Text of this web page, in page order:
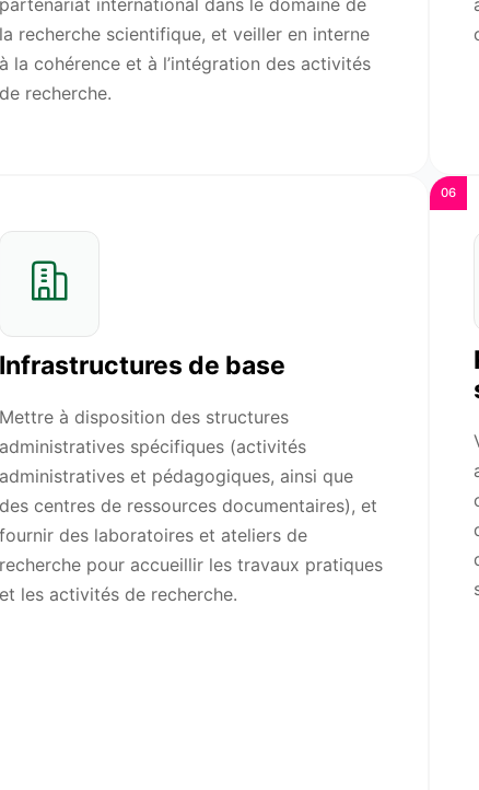
partenariat international dans le domaine de
la recherche scientifique, et veiller en interne
à la cohérence et à l’intégration des activités
de recherche.
Infrastructures de base
Mettre à disposition des structures
administratives spécifiques (activités
administratives et pédagogiques, ainsi que
des centres de ressources documentaires), et
fournir des laboratoires et ateliers de
recherche pour accueillir les travaux pratiques
et les activités de recherche.
06